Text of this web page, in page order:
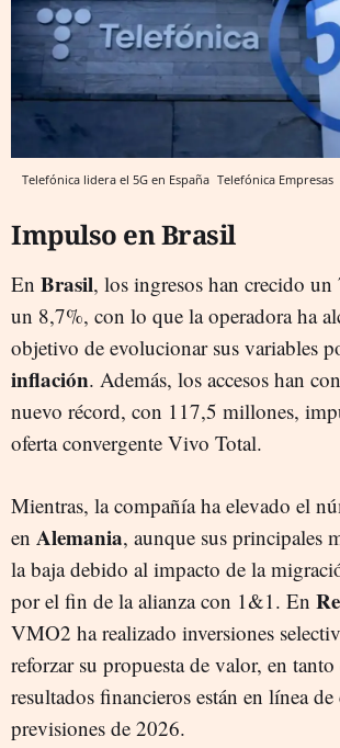
Telefónica lidera el 5G en España Telefónica Empresas
Impulso en Brasil
En Brasil, los ingresos han crecido
un 8,7%, con lo que la operadora ha
objetivo de evolucionar sus variables
inflación. Además, los accesos han
nuevo récord, con 117,5 millones,
oferta convergente Vivo Total.
Mientras, la compañía ha elevado el
en Alemania, aunque sus principales
la baja debido al impacto de la
por el fin de la alianza con 1&1. En
VMO2 ha realizado inversiones
reforzar su propuesta de valor, en
resultados financieros están en línea
previsiones de 2026.